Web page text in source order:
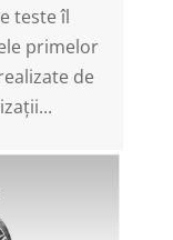
teste îl
primelor
de